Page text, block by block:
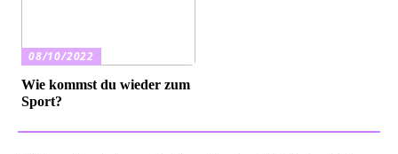
08/10/2022
Wie kommst du wieder zum
Sport?